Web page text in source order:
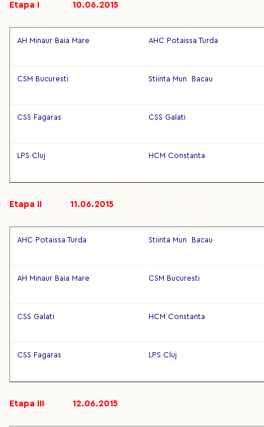
Etapa I 10.06.2015
AH Minaur Baia Mare AHC Potaissa Turda
CSM Bucuresti Stiinta Mun Bacau
CSS Fagaras CSS Galati
LPS Cluj HCM Constanta
Etapa II 11.06.2015
AHC Potaissa Turda Stiinta Mun Bacau
AH Minaur Baia Mare CSM Bucuresti
CSS Galati HCM Constanta
CSS Fagaras LPS Cluj
Etapa III 12.06.2015